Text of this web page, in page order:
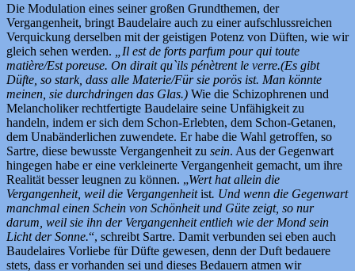
Die Modulation eines seiner großen Grundthemen, der
Vergangenheit, bringt Baudelaire auch zu einer aufschlussreichen
Verquickung derselben mit der geistigen Potenz von Düften, wie wir
gleich sehen werden.
„Il est de forts parfum pour qui toute
matière/Est poreuse. On dirait qu`ils pénètrent le verre.(Es gibt
Düfte, so stark, dass alle Materie/Für sie porös ist. Man könnte
meinen, sie durchdringen das Glas.) Wie die Schizophrenen und
Melancholiker rechtfertigte Baudelaire seine Unfähigkeit zu
handeln, indem er sich dem Schon-Erlebten, dem Schon-Getanen,
dem Unabänderlichen zuwendete. Er habe die Wahl getroffen, so
Sartre, diese bewusste Vergangenheit zu sein. Aus der Gegenwart
hingegen habe er eine verkleinerte Vergangenheit gemacht, um ihre
Realität besser leugnen zu können. „Wert hat allein die
Vergangenheit, weil die Vergangenheitist. Und wenn die Gegenwart
manchmal einen Schein von Schönheit und Güte zeigt, so nur
darum, weil sie ihn der Vergangenheit entlieh wie der Mond sein
Licht der Sonne.“, schreibt Sartre. Damit verbunden sei eben auch
Baudelaires Vorliebe für Düfte gewesen, denn der Duft bedauere
stets, dass er vorhanden sei und dieses Bedauern atmen wir